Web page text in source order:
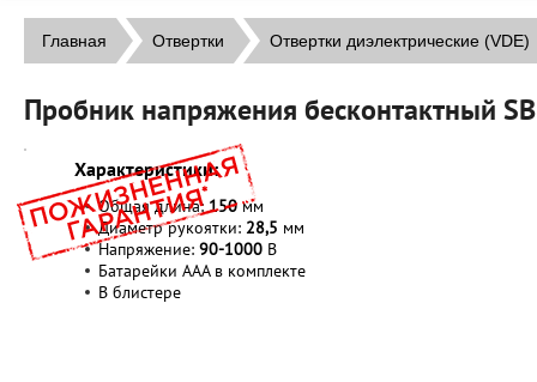
Главная Отвертки Отвертки диэлектрические (VDE)
Пробник напряжения бесконтактный
Характеристики:
Общая длина:150 мм
Диаметр рукоятки: 28,5 мм
Напряжение: 90-1000 В
Батарейки ААА в комплекте
В блистере